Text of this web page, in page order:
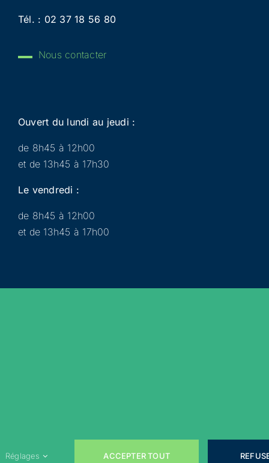
Tél. : 02 37 18 56 80
Nous contacter
Ouvert du lundi au jeudi :
de 8h45 à 12h00
et de 13h45 à 17h30
Le vendredi :
de 8h45 à 12h00
et de 13h45 à 17h00
Réglages ACCEPTER TOUT